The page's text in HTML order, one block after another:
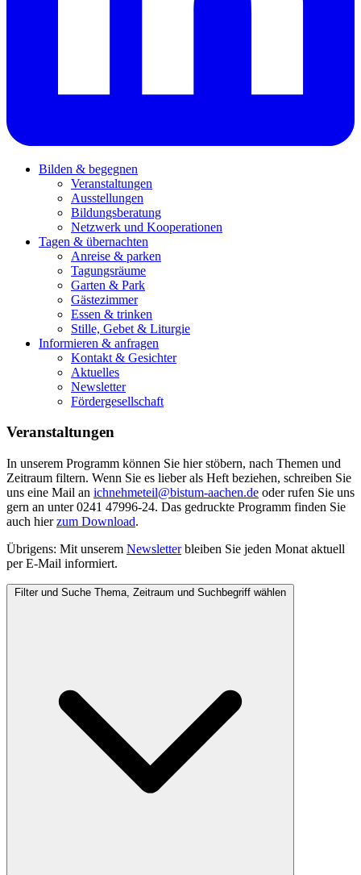
Bilden & begegnen
Veranstaltungen
Ausstellungen
Bildungsberatung
Netzwerk und Kooperationen
Tagen & übernachten
Anreise & parken
Tagungsräume
Garten & Park
Gästezimmer
Essen & trinken
Stille, Gebet & Liturgie
Informieren & anfragen
Kontakt & Gesichter
Aktuelles
Newsletter
Fördergesellschaft
Veranstaltungen
In unserem Programm können Sie hier stöbern, nach Themen und
Zeitraum filtern. Wenn Sie es lieber als Heft beziehen, schreiben Sie
uns eine Mail an ichnehmeteil@bistum-aachen.de oder rufen Sie uns
gern an unter 0241 47996-24. Das gedruckte Programm finden Sie
auch hierzum Download.
Übrigens: Mit unserem Newsletterbleiben Sie jeden Monat aktuell
per E-Mail informiert.
Filter und Suche Thema, Zeitraum und Suchbegriff wählen